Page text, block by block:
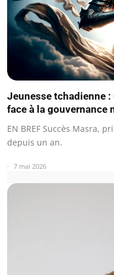
Jeunesse tchadienne
face à la gouvernance
EN BREF Succès Masra,
depuis un an.
7 mai 2026